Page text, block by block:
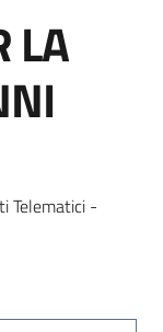
LA
Telematici -